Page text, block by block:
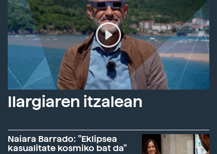
Ilargiaren itzalean
Naiara Barrado: "Eklipsea
kasualitate kosmiko bat da"